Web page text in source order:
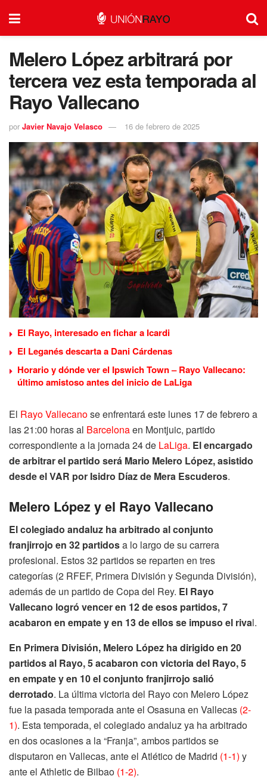
Melero López arbitrará por
tercera vez esta temporada al
Rayo Vallecano
por Javier Navajo Velasco 16 de febrero de 2025
El Rayo, interesado en fichar a Icardi
El Leganés descarta a Dani Cárdenas
Horario y dónde ver el Ipswich Town – Rayo Vallecano:
último amistoso antes del inicio de LaLiga
El Rayo Vallecanose enfrentará este lunes 17 de febrero a
las 21:00 horas al Barcelonaen Montjuic, partido
correspondiente a la jornada 24 de LaLiga. El encargado
de arbitrar el partido será Mario Melero López, asistido
desde el VAR por Isidro Díaz de Mera Escuderos.
Melero López y el Rayo Vallecano
El colegiado andaluz ha arbitrado al conjunto
franjirrojo en 32 partidosa lo largo de su carrera
profesional. Estos 32 partidos se reparten en tres
categorías (2 RFEF, Primera División y Segunda División),
además de un partido de Copa del Rey. El Rayo
Vallecano logró vencer en 12 de esos partidos, 7
acabaron en empate y en 13 de ellos se impuso el rival.
En Primera División, Melero López ha dirigido en 20
partidos al Rayo, 5 acabaron con victoria del Rayo, 5
en empate y en 10 el conjunto franjirrojo salió
derrotado. La última victoria del Rayo con Melero López
fue la pasada temporada ante el Osasuna en Vallecas (2-
1). Esta temporada, el colegiado andaluz ya ha arbitrado
en dos ocasiones a la “Franja”, ambos partidos se
disputaron en Vallecas, ante el Atlético de Madrid (1-1) y
ante el Athletic de Bilbao (1-2).